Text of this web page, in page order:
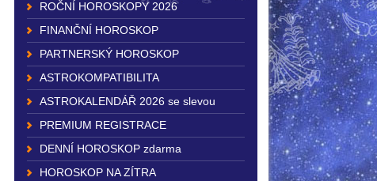
ROČNÍ HOROSKOPY 2026
FINANČNÍ HOROSKOP
PARTNERSKÝ HOROSKOP
ASTROKOMPATIBILITA
ASTROKALENDÁŘ 2026 se slevou
PREMIUM REGISTRACE
DENNÍ HOROSKOP zdarma
HOROSKOP NA ZÍTRA